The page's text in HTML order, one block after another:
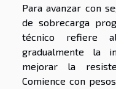
Para avanzar con
de sobrecarga
técnico refiere
gradualmente la
mejorar la
Comience con